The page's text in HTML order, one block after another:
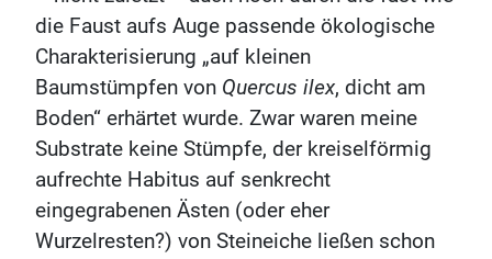
die Faust aufs Auge passende ökologische
Charakterisierung „auf kleinen
Baumstümpfen von Quercus ilex, dicht am
Boden“ erhärtet wurde. Zwar waren meine
Substrate keine Stümpfe, der kreiselförmig
aufrechte Habitus auf senkrecht
eingegrabenen Ästen (oder eher
Wurzelresten?) von Steineiche ließen schon